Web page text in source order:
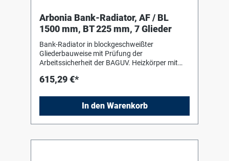
Arbonia Bank-Radiator, AF / BL
1500 mm, BT 225 mm, 7 Glieder
Bank-Radiator in blockgeschweißter
Gliederbauweise mit Prüfung der
Arbeitssicherheit der BAGUV. Heizkörper mit
DIN 55 900-2. Für liegenden Einbau mit Hilfe
Anschluss- und Blindstopfen sind werkseitig
eingedichtet, in Schrumpffolie verpackt und
soweit erforderlich mit Kantenschutz versehen.
615,29 €*
In den Warenkorb